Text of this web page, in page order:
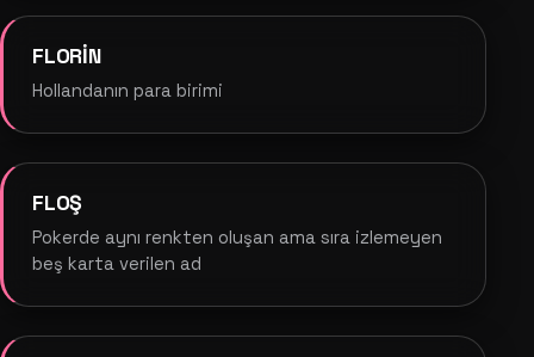
FLORİN
Hollandanın para birimi
FLOŞ
Pokerde aynı renkten oluşan ama sıra izlemeyen
beş karta verilen ad